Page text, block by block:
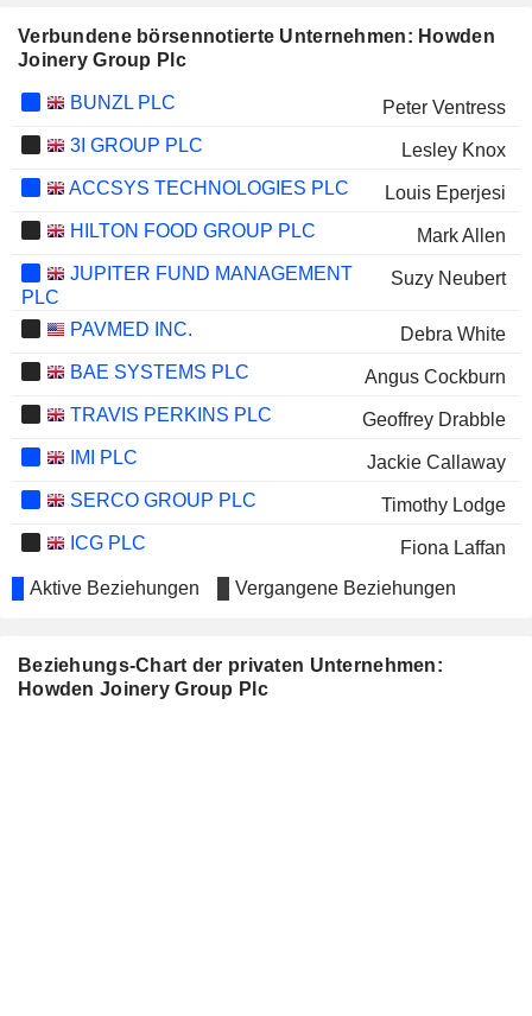
Verbundene börsennotierte Unternehmen: Howden
Joinery Group Plc
BUNZL PLC
Peter Ventress
3I GROUP PLC
Lesley Knox
ACCSYS TECHNOLOGIES PLC
Louis Eperjesi
HILTON FOOD GROUP PLC
Mark Allen
JUPITER FUND MANAGEMENT
PLC
Suzy Neubert
PAVMED INC.
Debra White
BAE SYSTEMS PLC
Angus Cockburn
TRAVIS PERKINS PLC
Geoffrey Drabble
IMI PLC
Jackie Callaway
SERCO GROUP PLC
Timothy Lodge
ICG PLC
Fiona Laffan
MARSHALLS PLC
Vanda Murray
JOHNSON SERVICE GROUP PLC
Kirsty Homer
Aktive Beziehungen Vergangene Beziehungen
Beziehungs-Chart der privaten Unternehmen:
Howden Joinery Group Plc